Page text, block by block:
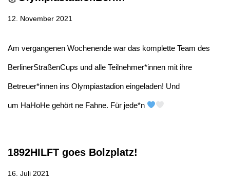
12. November 2021
Am vergangenen Wochenende war das komplette Team des
BerlinerStraßenCups und alle Teilnehmer*innen mit ihre
Betreuer*innen ins Olympiastadion eingeladen! Und
um HaHoHe gehört ne Fahne. Für jede*n
1892HILFT goes Bolzplatz!
16. Juli 2021